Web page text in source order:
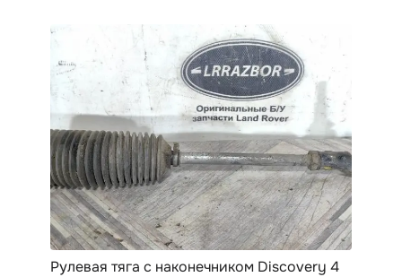
Рулевая тяга с наконечником Discovery 4